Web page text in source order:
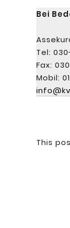
Bei
Tel:
Fax:
Mobil:
This